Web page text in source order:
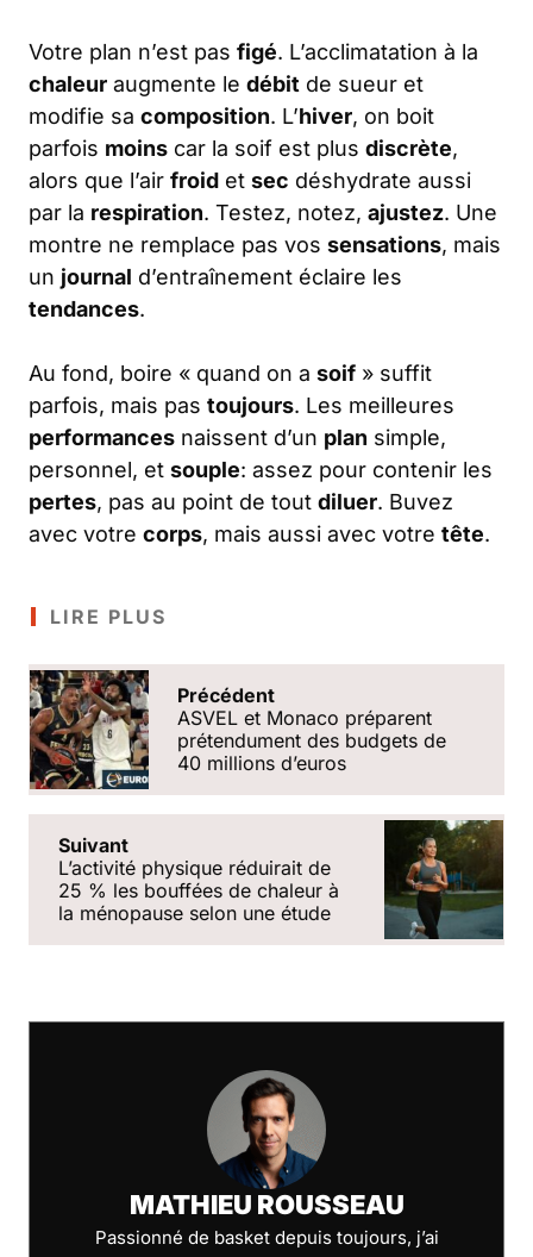
Votre plan n’est pas figé. L’acclimatation à la
chaleur augmente le débit de sueur et
modifie sa composition. L’hiver, on boit
parfois moins car la soif est plus discrète,
alors que l’air froid et sec déshydrate aussi
par la respiration. Testez, notez, ajustez. Une
montre ne remplace pas vos sensations, mais
un journal d’entraînement éclaire les
tendances.
Au fond, boire « quand on a soif » suffit
parfois, mais pas toujours. Les meilleures
performances naissent d’un plan simple,
personnel, et souple: assez pour contenir les
pertes, pas au point de tout diluer. Buvez
avec votre corps, mais aussi avec votre tête.
LIRE PLUS
Précédent
ASVEL et Monaco préparent
prétendument des budgets de
40 millions d’euros
Suivant
Lʼactivité physique réduirait de
25 % les bouffées de chaleur à
la ménopause selon une étude
MATHIEU ROUSSEAU
Passionné de basket depuis toujours, j’ai